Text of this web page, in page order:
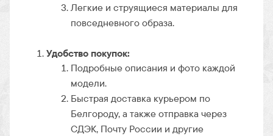
Легкие и струящиеся материалы для
повседневного образа.
Удобство покупок:
Подробные описания и фото каждой
модели.
Быстрая доставка курьером по
Белгороду, а также отправка через
СДЭК, Почту России и другие